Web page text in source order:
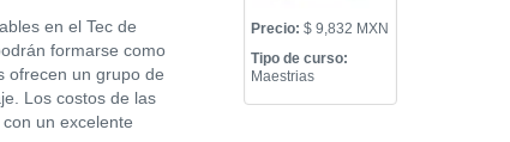
en el Tec de
formarse como
ofrecen un grupo de
Los costos de las
un excelente
Precio: $ 9,832 MXN
Tipo de curso:
Maestrias